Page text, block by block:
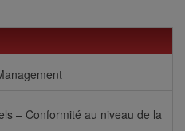
– Conformité au niveau de la